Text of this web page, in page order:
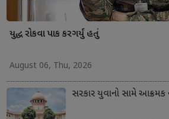
યુદ્ધ રોકવા પાક કરગર્યું હતું
August 06, Thu, 2026
સરકાર યુવાનો સામે આક્રમક